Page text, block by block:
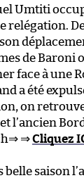
Umtiti
relégation.
de Baroni
face à une
a été
on
l’ancien
⇒Cliquez
saison